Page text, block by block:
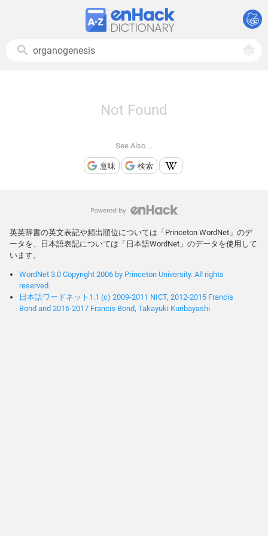
Not Found
See Also ...
意味 検索
英英辞書の英文表記や頻出順位については「Princeton WordNet」のデ
ータを、日本語表記については「日本語WordNet」のデータを使用して
います。
WordNet 3.0 Copyright 2006 by Princeton University. All rights
reserved.
日本語ワードネット1.1 (c) 2009-2011 NICT, 2012-2015 Francis
Bond and 2016-2017 Francis Bond, Takayuki Kuribayashi